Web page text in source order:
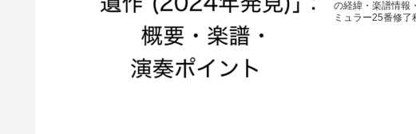
の経緯・楽譜情報
ミュラー25番修了